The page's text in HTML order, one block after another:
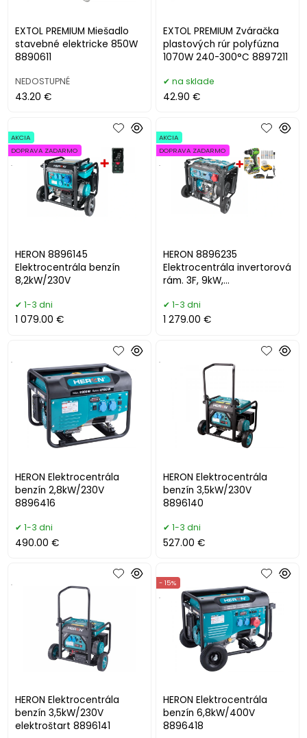
EXTOL PREMIUM Miešadlo
stavebné elektricke 850W
8890611
NEDOSTUPNÉ
43.20 €
EXTOL PREMIUM Zváračka
plastových rúr polyfúzna
1070W 240-300°C 8897211
na sklade
42.90 €
HERON 8896145
Elektrocentrála benzín
8,2kW/230V
AKCIA
DOPRAVA ZADARMO
1-3 dni
1 079.00 €
HERON 8896235
Elektrocentrála invertorová
rám. 3F, 9kW,
AKCIA
DOPRAVA ZADARMO
1-3 dni
1 279.00 €
HERON Elektrocentrála
benzín 2,8kW/230V
8896416
.
1-3 dni
490.00 €
HERON Elektrocentrála
benzín 3,5kW/230V
8896140
.
1-3 dni
527.00 €
HERON Elektrocentrála
benzín 3,5kW/230V
elektroštart 8896141
.
HERON Elektrocentrála
benzín 6,8kW/400V
8896418
- 15%
.